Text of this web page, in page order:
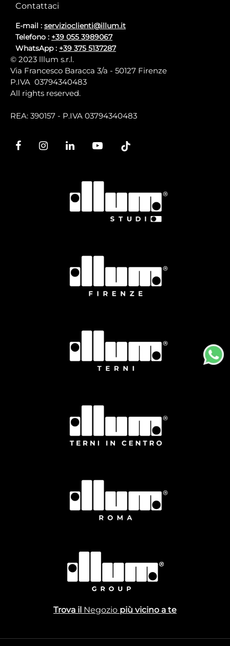
Contattaci
E-mail : servizioclienti@illum.it
Telefono : +39 055 3989067
WhatsApp : +39 375 5137287
© 2023 lllum s.r.l.
Via Francesco Baracca 3/a - 50127 Firenze
P.IVA 03794340483
All rights reserved.
REA: 390157 - P.IVA 03794340483
Trova il Negozio più vicino a te